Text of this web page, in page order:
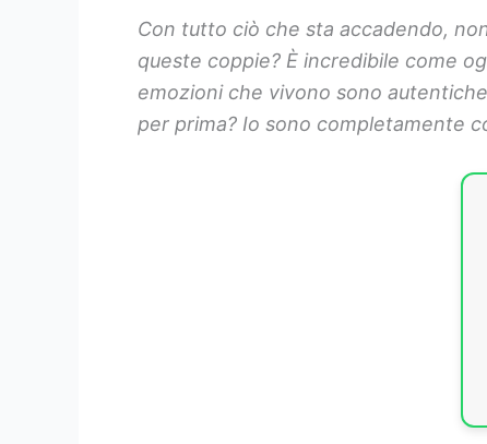
Con tutto ciò che sta accadendo,
queste coppie? È incredibile come
emozioni che vivono sono
per prima? Io sono completamente